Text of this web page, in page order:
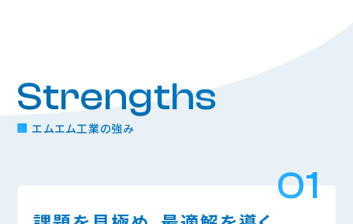
Strengths
エムエム工業の強み
01